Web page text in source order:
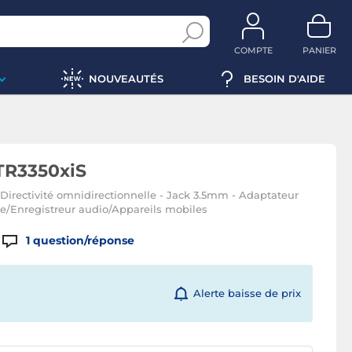
COMPTE PANIER
NOUVEAUTÉS BESOIN D'AIDE
omnidirectionnelle - Jack 3.5mm - Adaptateur
Enregistreur audio/Appareils mobiles
1 question/réponse
Alerte baisse de prix